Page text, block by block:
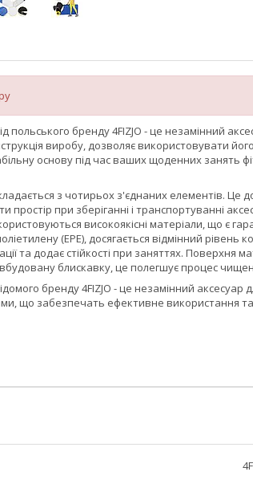
польського бренду4FIZJO - це незамінний
виробу, дозволяє використовувати
основу під час ваших щоденних занять
з чотирьох з'єднаних елементів. Це
при зберіганні і транспортуванні
високоякісні матеріали, що є
(EPE), досягається відмінний
та додає стійкості при заняттях. Поверхня
блискавку, це полегшує процес
бренду4FIZJO - це незамінний аксесуар
що забезпечать ефективне використання